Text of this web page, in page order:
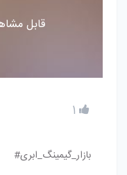
قابل
1
بازار_گیمینگ_ابری#